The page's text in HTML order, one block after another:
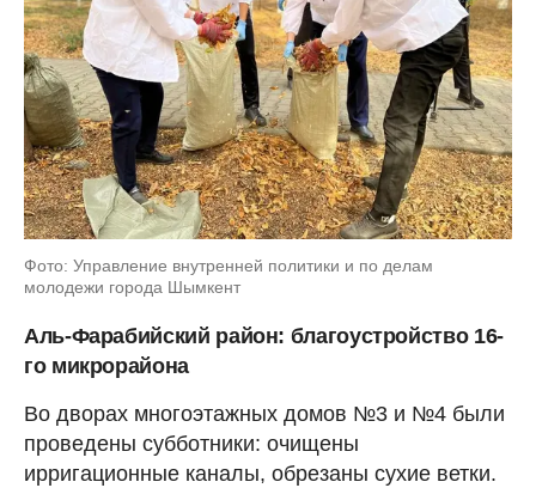
Фото: Управление внутренней политики и по делам
молодежи города Шымкент
Аль-Фарабийский район: благоустройство 16-
го микрорайона
Во дворах многоэтажных домов №3 и №4 были
проведены субботники: очищены
ирригационные каналы, обрезаны сухие ветки.